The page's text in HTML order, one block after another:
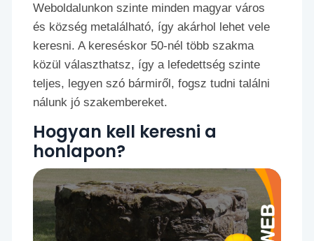
Weboldalunkon szinte minden magyar város
és község metalálható, így akárhol lehet vele
keresni. A kereséskor 50-nél több szakma
közül választhatsz, így a lefedettség szinte
teljes, legyen szó bármiről, fogsz tudni találni
nálunk jó szakembereket.
Hogyan kell keresni a
honlapon?